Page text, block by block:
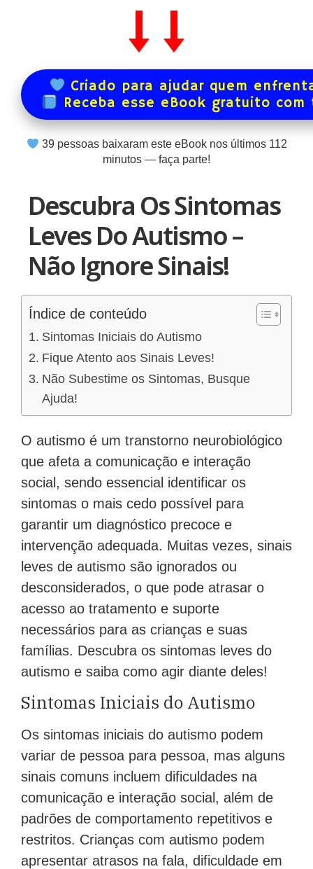
Criado para ajudar quem
Receba esse eBook gratuito
39pessoas baixaram este eBook nos últimos 112
minutos — faça parte!
Descubra Os Sintomas
Leves Do Autismo –
Não Ignore Sinais!
Índice de conteúdo
Sintomas Iniciais do Autismo
Fique Atento aos Sinais Leves!
Não Subestime os Sintomas, Busque
Ajuda!
O autismo é um transtorno neurobiológico
que afeta a comunicação e interação
social, sendo essencial identificar os
sintomas o mais cedo possível para
garantir um diagnóstico precoce e
intervenção adequada. Muitas vezes, sinais
leves de autismo são ignorados ou
desconsiderados, o que pode atrasar o
acesso ao tratamento e suporte
necessários para as crianças e suas
famílias. Descubra os sintomas leves do
autismo e saiba como agir diante deles!
Sintomas Iniciais do Autismo
Os sintomas iniciais do autismo podem
variar de pessoa para pessoa, mas alguns
sinais comuns incluem dificuldades na
comunicação e interação social, além de
padrões de comportamento repetitivos e
restritos. Crianças com autismo podem
apresentar atrasos na fala, dificuldade em